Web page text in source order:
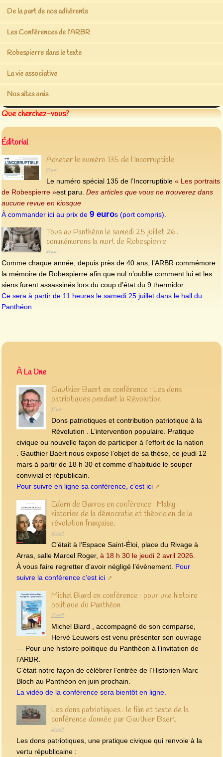
De la part de nos adhérents
Les Conférences de l’ARBR
Robespierre dans le texte
La vie associative
Nos sites amis
Que cherchez-vous?
Éditorial
Acheter le numéro 135 de l’Incorruptible
29 juin
Le numéro spécial 135 de l’Incorruptible « Les portraits
de Robespierre »est paru. Des articles que vous ne trouverez dans
aucune revue en kiosque
À commander ici au prix de 9 euros (port compris).
Tous au Panthéon le samedi 25 juillet 26 :
commémorons la mort de Robespierre
29 juin
Comme chaque année, depuis près de 40 ans, l’ARBR commémore
la mémoire de Robespierre afin que nul n’oublie comment lui et les
siens furent assassinés lors du coup d’état du 9 thermidor.
Ce sera à partir de 11 heures le samedi 25 juillet dans le hall du
Panthéon
À La Une
Gauthier Baert en conférence : Les dons
patriotiques pendant la Révolution
15 juin
Dons patriotiques et contribution patriotique à la
Révolution . L’intervention populaire. Pratique
civique ou nouvelle façon de participer à l’effort de la nation
. Gauthier Baert nous expose l’objet de sa thèse, ce jeudi 12
mars à partir de 18 h 30 et comme d’habitude le souper
convivial et républicain.
Pour suivre en ligne sa conférence, c’est ici
Edern de Barros en conférence : Mably :
historien de la démocratie et théoricien de la
révolution française.
30 avril
C’était à l’Espace Saint-Éloi, place du Rivage à
Arras, salle Marcel Roger, à 18 h 30 le jeudi 2 avril 2026.
À vous faire regretter d’avoir négligé l’évènement. Pour
suivre la conférence c’est ici
Michel Biard en conférence : pour une histoire
politique du Panthéon
25 avril
Michel Biard , accompagné de son comparse,
Hervé Leuwers est venu présenter son ouvrage
— Pour une histoire politique du Panthéon à l’invitation de
l’ARBR.
C’était notre façon de célébrer l’entrée de l’Historien Marc
Bloch au Panthéon en juin prochain.
La vidéo de la conférence sera bientôt en ligne.
Les dons patriotiques : le film et texte de la
conférence donnée par Gauthier Baert
22 avril
Les dons patriotiques, une pratique civique qui renvoie à la
vertu républicaine :